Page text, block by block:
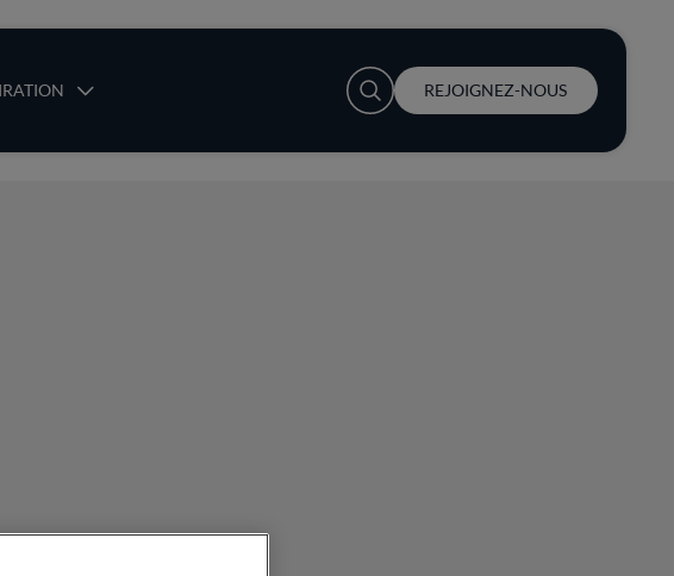
User account menu
REJOIGNEZ-NOUS